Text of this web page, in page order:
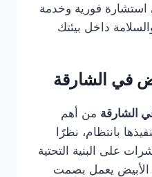
فورية وخدمة
داخل بيئتك
في الشارقة
الشارقة من أهم
بانتظام، نظرًا
على البنية التحتية
الأبيض يعمل بصمت